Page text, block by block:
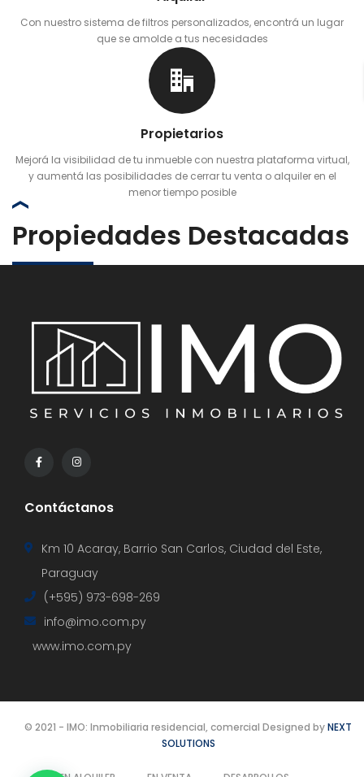
Con nuestro sistema de filtros personalizados, encontrá un lugar
que se amolde a tus necesidades
Propietarios
Mejorá la visibilidad de tu inmueble con nuestra plataforma virtual,
y aumentá las posibilidades de cerrar tu venta o alquiler en el
menor tiempo posible
Propiedades Destacadas
Contáctanos
Km 10 Acaray, Barrio San Carlos, Ciudad del Este,
Paraguay
(+595) 973-698-269
info@imo.com.py
www.imo.com.py
© 2021 - IMO: Inmobiliaria residencial, comercial Designed byNEXT
SOLUTIONS